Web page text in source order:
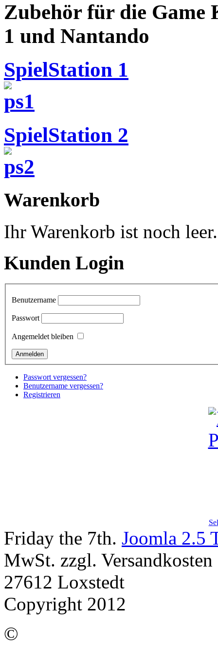
Zubehör für die Game
1 und Nantando
SpielStation 1
SpielStation 2
Warenkorb
Ihr Warenkorb ist noch leer.
Kunden Login
Benutzername
Passwort
Angemeldet bleiben
Passwort vergessen?
Benutzername vergessen?
Registrieren
Friday the 7th. Joomla 2.5
MwSt. zzgl.
27612 Loxstedt
Copyright 2012
©